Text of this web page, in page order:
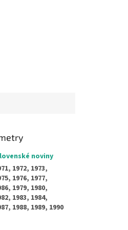
noviny
1972, 1973,
1976, 1977,
1979, 1980,
1983, 1984,
1988, 1989, 1990